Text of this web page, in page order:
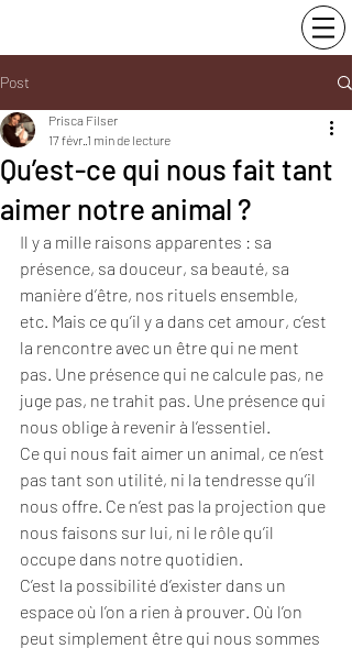
Post
Qu’est-ce qui nous fait tant
aimer notre animal ?
Prisca Filser
17 févr. 1 min de lecture
Il y a mille raisons apparentes : sa
présence, sa douceur, sa beauté, sa
manière d’être, nos rituels ensemble,
etc. Mais ce qu’il y a dans cet amour, c’est
la rencontre avec un être qui ne ment
pas. Une présence qui ne calcule pas, ne
juge pas, ne trahit pas. Une présence qui
nous oblige à revenir à l’essentiel.
Ce qui nous fait aimer un animal, ce n’est
pas tant son utilité, ni la tendresse qu’il
nous offre. Ce n’est pas la projection que
nous faisons sur lui, ni le rôle qu’il
occupe dans notre quotidien.
C’est la possibilité d’exister dans un
espace où l’on a rien à prouver. Où l’on
peut simplement être qui nous sommes